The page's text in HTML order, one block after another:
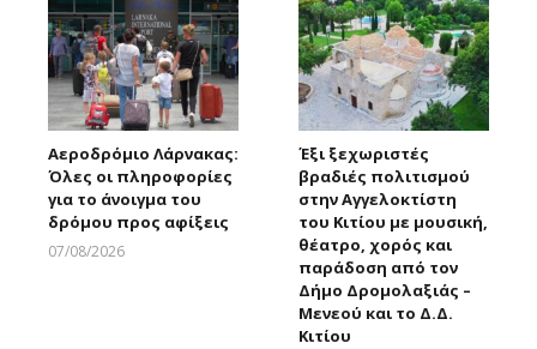
Αεροδρόμιο Λάρνακας:
Όλες οι πληροφορίες
για το άνοιγμα του
δρόμου προς αφίξεις
07/08/2026
Έξι ξεχωριστές
βραδιές πολιτισμού
στην Αγγελοκτίστη
του Κιτίου με μουσική,
θέατρο, χορός και
παράδοση από τον
Δήμο Δρομολαξιάς –
Μενεού και το Δ.Δ.
Κιτίου